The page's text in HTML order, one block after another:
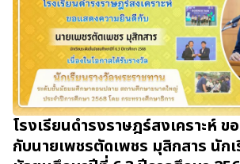
โรงเรียนดำรงราษฎร์สงเคราะห์
กับนายเพชรตัดเพชร มุสิกสาร นัก